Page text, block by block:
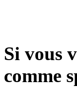
Si vous
comme